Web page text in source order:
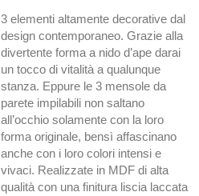
3 elementi altamente decorative dal
design contemporaneo. Grazie alla
divertente forma a nido d’ape darai
un tocco di vitalità a qualunque
stanza. Eppure le 3 mensole da
parete impilabili non saltano
all’occhio solamente con la loro
forma originale, bensì affascinano
anche con i loro colori intensi e
vivaci. Realizzate in MDF di alta
qualità con una finitura liscia laccata